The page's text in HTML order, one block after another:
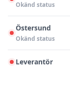
Okänd status
Östersund
Okänd status
Leverantör